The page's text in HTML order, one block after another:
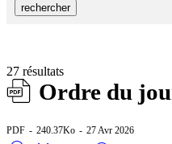
rechercher
27 résultats
Ordre du
PDF 240.37Ko 27 Avr 2026